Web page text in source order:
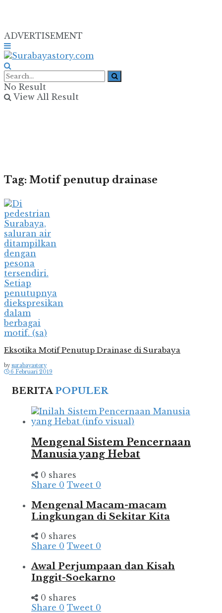
ADVERTISEMENT
No Result
View All Result
Tag: Motif penutup drainase
Eksotika Motif Penutup Drainase di Surabaya
by surabayastory
6 Februari 2019
BERITAPOPULER
Mengenal Sistem Pencernaan
Manusia yang Hebat
0 shares
Share 0 Tweet 0
Mengenal Macam-macam
Lingkungan di Sekitar Kita
0 shares
Share 0 Tweet 0
Awal Perjumpaan dan Kisah
Inggit-Soekarno
0 shares
Share 0 Tweet 0